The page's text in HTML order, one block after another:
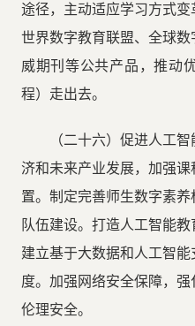
途径，主动适应学习方式变
世界数字教育联盟、全球
威期刊等公共产品，推动
程）走出去。
（二十六）促进人工
济和未来产业发展，加强
置。制定完善师生数字素
队伍建设。打造人工智能教
建立基于大数据和人工智
度。加强网络安全保障，
伦理安全。